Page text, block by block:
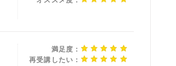
満足度：
再受講したい：